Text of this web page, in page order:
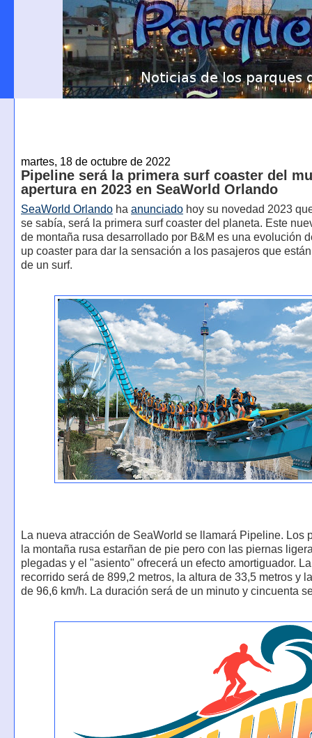
martes, 18 de octubre de 2022
Pipeline será la primera surf coaster del
apertura en 2023 en SeaWorld Orlando
SeaWorld Orlandoha anunciadohoy su novedad 2023
se sabía, será la primera surf coaster del planeta. Este
de montaña rusa desarrollado por B&M es una evolución
up coaster para dar la sensación a los pasajeros que
de un surf.
La nueva atracción de SeaWorld se llamará Pipeline. Los
la montaña rusa estarñan de pie pero con las piernas
plegadas y el "asiento" ofrecerá un efecto amortiguador.
recorrido será de 899,2 metros, la altura de 33,5 metros y
de 96,6 km/h. La duración será de un minuto y cincuenta